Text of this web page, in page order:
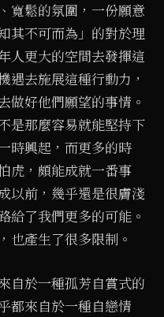
寬鬆的氛圍，一份願意
其不可而為」的對於理
人更大的空間去發揮這
遇去施展這種行動力，
做好他們願望的事情。
是那麼容易就能堅持下
時興起，而更多的時
虎，頗能成就一番事
以前，幾乎還是很膚淺
給了我們更多的可能。
也產生了很多限制。
自於一種孤芳自賞式的
都來自於一種自戀情